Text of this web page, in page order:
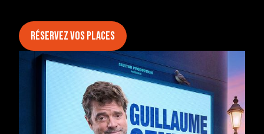
Réservez vos places